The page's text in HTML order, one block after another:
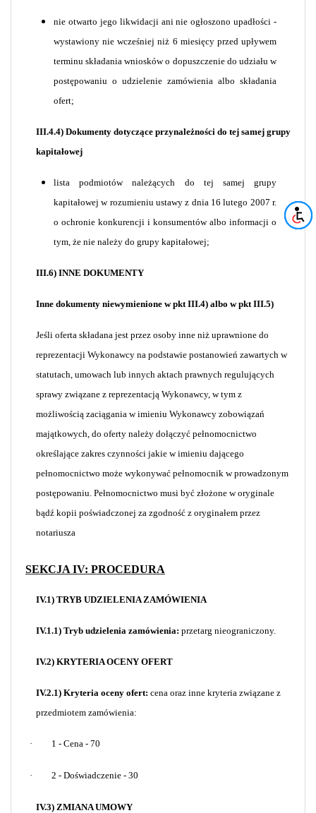
nie otwarto jego likwidacji ani nie ogłoszono upadłości -
wystawiony nie wcześniej niż 6 miesięcy przed upływem
terminu składania wniosków o dopuszczenie do udziału w
postępowaniu o udzielenie zamówienia albo składania
ofert;
III.4.4) Dokumenty dotyczące przynależności do tej samej grupy
kapitałowej
lista podmiotów należących do tej samej grupy
kapitałowej w rozumieniu ustawy z dnia 16 lutego 2007 r.
o ochronie konkurencji i konsumentów albo informacji o
tym, że nie należy do grupy kapitałowej;
III.6) INNE DOKUMENTY
Inne dokumenty niewymienione w pkt III.4) albo w pkt III.5)
Jeśli oferta składana jest przez osoby inne niż uprawnione do
reprezentacji Wykonawcy na podstawie postanowień zawartych w
statutach, umowach lub innych aktach prawnych regulujących
sprawy związane z reprezentacją Wykonawcy, w tym z
możliwością zaciągania w imieniu Wykonawcy zobowiązań
majątkowych, do oferty należy dołączyć pełnomocnictwo
określające zakres czynności jakie w imieniu dającego
pełnomocnictwo może wykonywać pełnomocnik w prowadzonym
postępowaniu. Pełnomocnictwo musi być złożone w oryginale
bądź kopii poświadczonej za zgodność z oryginałem przez
notariusza
SEKCJA IV: PROCEDURA
IV.1) TRYB UDZIELENIA ZAMÓWIENIA
IV.1.1) Tryb udzielenia zamówienia: przetarg nieograniczony.
IV.2) KRYTERIA OCENY OFERT
IV.2.1) Kryteria oceny ofert: cena oraz inne kryteria związane z
przedmiotem zamówienia:
· 1 - Cena - 70
· 2 - Doświadczenie - 30
IV.3) ZMIANA UMOWY